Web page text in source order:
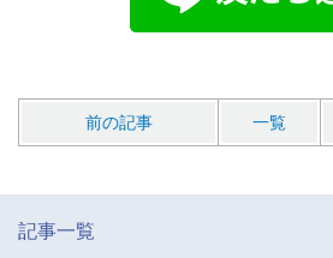
前の記事 一覧
記事一覧